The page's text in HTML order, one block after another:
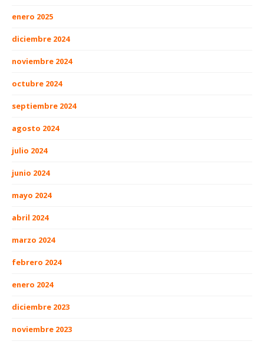
enero 2025
diciembre 2024
noviembre 2024
octubre 2024
septiembre 2024
agosto 2024
julio 2024
junio 2024
mayo 2024
abril 2024
marzo 2024
febrero 2024
enero 2024
diciembre 2023
noviembre 2023